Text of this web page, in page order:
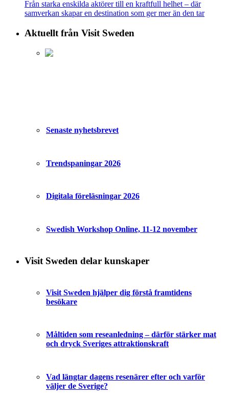
Från starka enskilda aktörer till en kraftfull helhet – där
samverkan skapar en destination som ger mer än den tar
Aktuellt från Visit Sweden
Senaste nyhetsbrevet
Trendspaningar 2026
Digitala föreläsningar 2026
Swedish Workshop Online, 11-12 november
Visit Sweden delar kunskaper
Visit Sweden hjälper dig förstå framtidens
besökare
Måltiden som reseanledning – därför stärker mat
och dryck Sveriges attraktionskraft
Vad längtar dagens resenärer efter och varför
väljer de Sverige?